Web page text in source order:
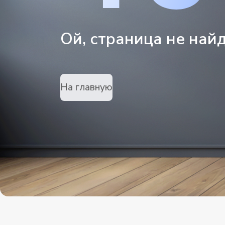
Ой, страница не
На главную